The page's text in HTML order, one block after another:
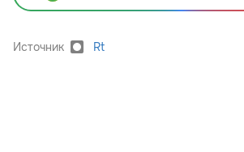
Источник Rt